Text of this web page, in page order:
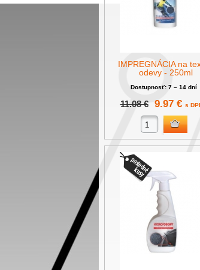
IMPREGNÁCIA na
odevy - 250ml
Dostupnosť: 7 – 14 dní
11.08 € 9.97 € s